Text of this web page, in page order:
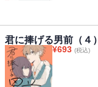
君に捧げる男前（４）
¥693 (税込)